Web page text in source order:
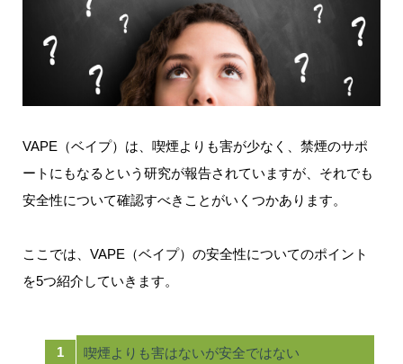
VAPE（ベイプ）は、喫煙よりも害が少なく、禁煙のサポ
ートにもなるという研究が報告されていますが、それでも
安全性について確認すべきことがいくつかあります。
ここでは、VAPE（ベイプ）の安全性についてのポイント
を5つ紹介していきます。
喫煙よりも害はないが安全ではない